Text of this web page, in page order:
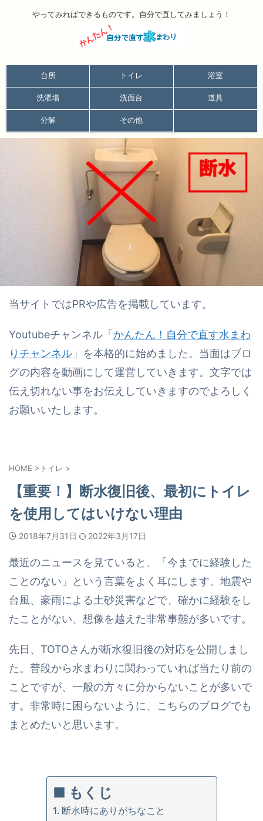
やってみればできるものです。自分で直してみましょう！
台所 トイレ 浴室
洗濯場 洗面台 道具
分解 その他
当サイトではPRや広告を掲載しています。
Youtubeチャンネル「 かんたん！自分で直す水まわ
りチャンネル 」を本格的に始めました。当面はブロ
グの内容を動画にして運営していきます。文字では
伝え切れない事をお伝えしていきますのでよろしく
お願いいたします。
HOME > トイレ >
【重要！】断水復旧後、最初にトイレ
を使用してはいけない理由
2018年7月31日 2022年3月17日
最近のニュースを見ていると、「今までに経験した
ことのない」という言葉をよく耳にします。地震や
台風、豪雨による土砂災害などで、確かに経験をし
たことがない、想像を越えた非常事態が多いです。
先日、TOTOさんが断水復旧後の対応を公開しまし
た。普段から水まわりに関わっていれば当たり前の
ことですが、一般の方々に分からないことが多いで
す。非常時に困らないように、こちらのブログでも
まとめたいと思います。
■ もくじ
断水時にありがちなこと